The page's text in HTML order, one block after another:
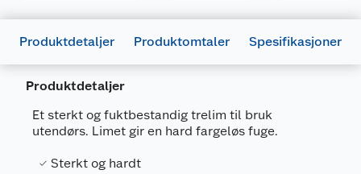
Produktdetaljer Produktomtaler Spesifikasjoner
Produktdetaljer
Et sterkt og fuktbestandig trelim til bruk
utendørs. Limet gir en hard fargeløs fuge.
Sterkt og hardt
Generelt
Artikkelnummer